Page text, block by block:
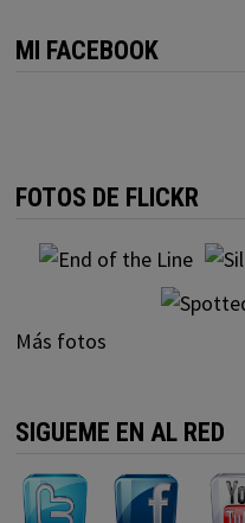
MI FACEBOOK
FOTOS DE FLICKR
Más fotos
SIGUEME EN AL RED